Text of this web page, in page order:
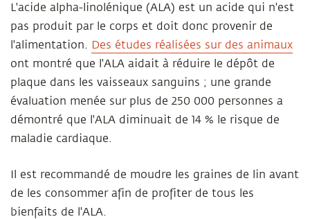
L'acide alpha-linolénique (ALA) est un acide qui n'est
pas produit par le corps et doit donc provenir de
l'alimentation. Des études réalisées sur des animaux
ont montré que l'ALA aidait à réduire le dépôt de
plaque dans les vaisseaux sanguins ; une grande
évaluation menée sur plus de 250 000 personnes a
démontré que l'ALA diminuait de 14 % le risque de
maladie cardiaque.
Il est recommandé de moudre les graines de lin avant
de les consommer afin de profiter de tous les
bienfaits de l'ALA.